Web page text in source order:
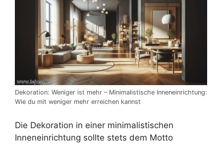
Dekoration: Weniger ist mehr – Minimalistische Inneneinrichtung:
Wie du mit weniger mehr erreichen kannst
Die Dekoration in einer minimalistischen
Inneneinrichtung sollte stets dem Motto